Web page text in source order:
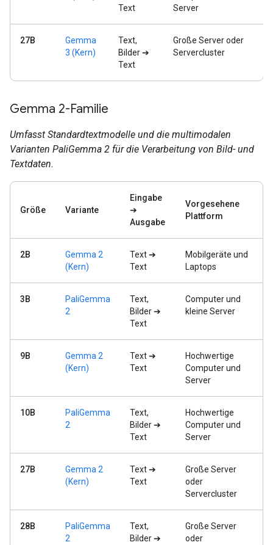
Text
Server
27B
Gemma
3 (Kern)
Text,
Bilder ➔
Text
Große Server oder
Servercluster
Gemma 2-Familie
Umfasst Standardtextmodelle und die multimodalen
Varianten PaliGemma 2 für die Verarbeitung von Bild- und
Textdaten.
Größe Variante
Eingabe
➔
Ausgabe
Vorgesehene
Plattform
2B
Gemma 2
(Kern)
Text ➔
Text
Mobilgeräte und
Laptops
3B
PaliGemma
2
Text,
Bilder ➔
Text
Computer und
kleine Server
9B
Gemma 2
(Kern)
Text ➔
Text
Hochwertige
Computer und
Server
10B
PaliGemma
2
Text,
Bilder ➔
Text
Hochwertige
Computer und
Server
27B
Gemma 2
(Kern)
Text ➔
Text
Große Server
oder
Servercluster
28B
PaliGemma
2
Text,
Bilder ➔
Große Server
oder